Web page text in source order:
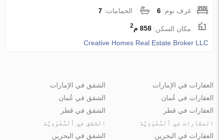
غرف نوم:6 الحمامات:7
مكان السكن:858 م 2
Creative Homes Real Estate Broker LLC
العقارات في الإمارات
العقارات في عُمان
العقارات في قطر
العقارات في ٱلسُّعُوْدِيَّة
العقارات في البحرين
الشقق في الإمارات
الشقق في عُمان
الشقق في قطر
الشقق في ٱلسُّعُوْدِيَّة
الشقق في البحرين